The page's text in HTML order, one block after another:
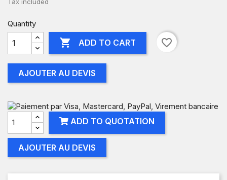
Quantity
 ADD TO CART favorite_border
AJOUTER AU DEVIS
ADD TO QUOTATION
AJOUTER AU DEVIS